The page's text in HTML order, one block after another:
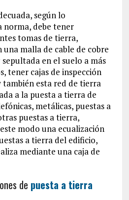
según lo
norma, debe tener
tomas de tierra,
malla de cable de cobre
en el suelo a más
tener cajas de inspección
esta red de tierra
a la puesta a tierra de
metálicas, puestas a
puestas a tierra,
modo una ecualización
a tierra del edificio,
mediante una caja de
de puesta a tierra